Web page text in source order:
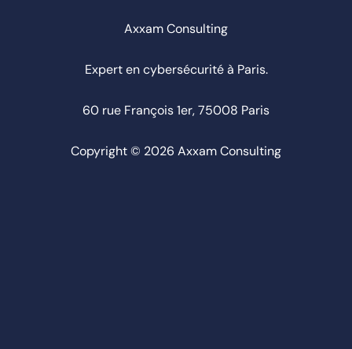
Axxam Consulting
Expert en cybersécurité à Paris.
60 rue François 1er, 75008 Paris
Copyright © 2026 Axxam Consulting